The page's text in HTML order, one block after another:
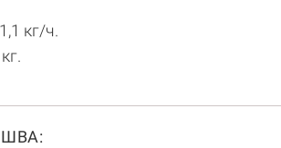
кг/ч.